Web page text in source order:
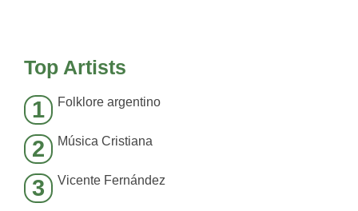
Top Artists
1 Folklore argentino
2 Música Cristiana
3 Vicente Fernández